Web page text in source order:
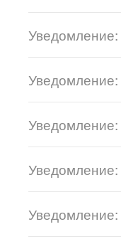
Уведомление:
Уведомление:
Уведомление:
Уведомление:
Уведомление: